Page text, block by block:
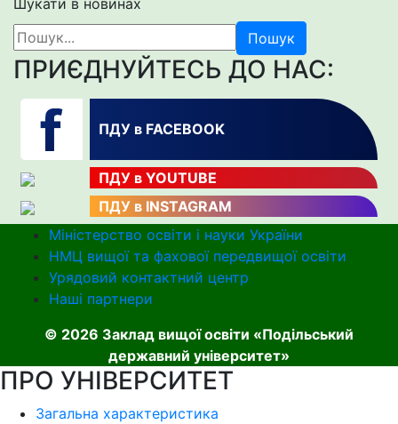
Шукати в новинах
Пошук
ПРИЄДНУЙТЕСЬ ДО НАС:
ПДУ в FACEBOOK
ПДУ в YOUTUBE
ПДУ в INSTAGRAM
Міністерство освіти і науки України
НМЦ вищої та фахової передвищої освіти
Урядовий контактний центр
Наші партнери
© 2026 Заклад вищої освіти «Подільський
державний університет»
ПРО УНІВЕРСИТЕТ
Загальна характеристика